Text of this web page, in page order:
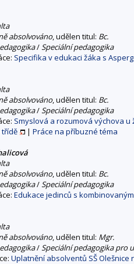
absolvováno, udělen titul: Bc.
/Speciální pedagogika
Specifika v edukaci žáka s
absolvováno, udělen titul: Bc.
/Speciální pedagogika
Smyslová a rozumová výchova
třídě
| Práce na příbuzné téma
absolvováno, udělen titul: Bc.
/Speciální pedagogika
Edukace jedinců s
absolvováno, udělen titul: Mgr.
/Speciální pedagogika pro
Uplatnění absolventů SŠ Olešnice